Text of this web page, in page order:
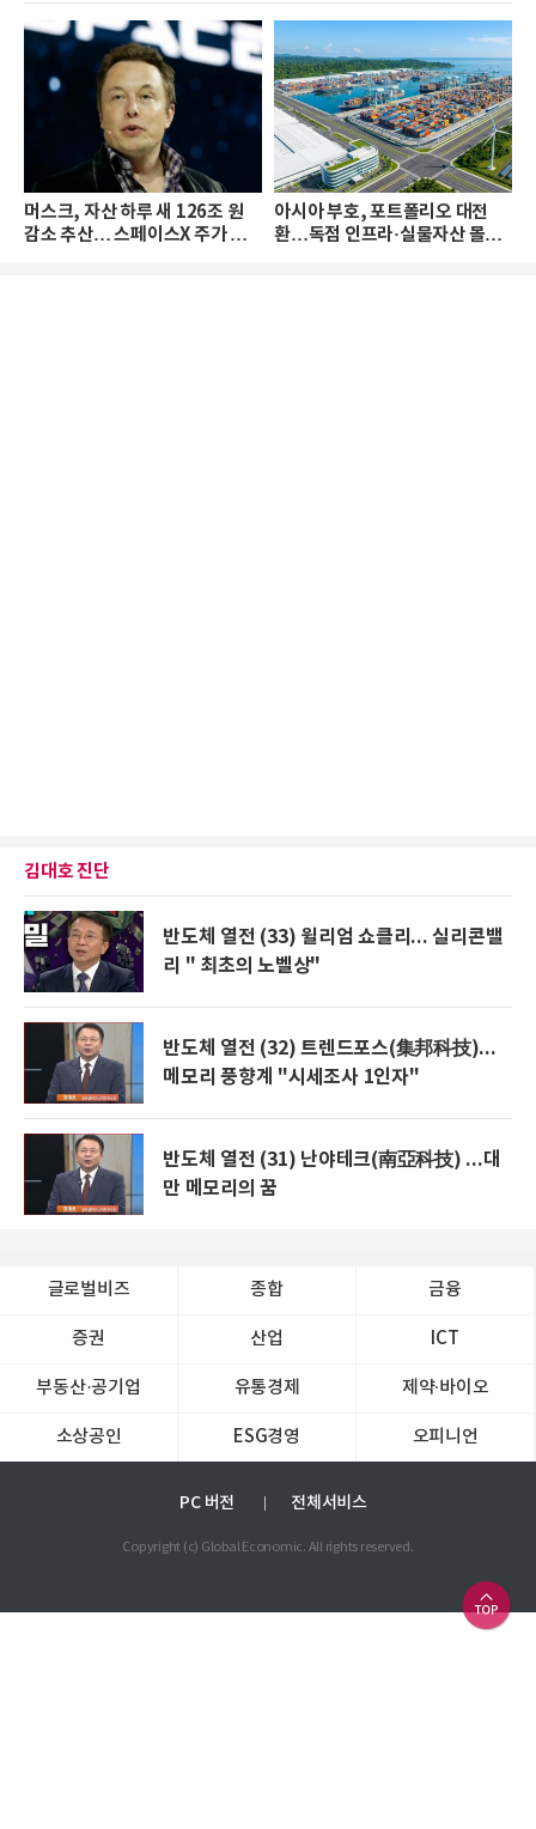
머스크, 자산 하루 새 126조 원
감소 추산… 스페이스X 주가 하
아시아 부호, 포트폴리오 대전
환…독점 인프라·실물자산 몰린
김대호 진단
반도체 열전 (33) 윌리엄 쇼클리... 실리콘밸
리 " 최초의 노벨상"
반도체 열전 (32) 트렌드포스(集邦科技)...
메모리 풍향계 "시세조사 1인자"
반도체 열전 (31) 난야테크(南亞科技) ...대
만 메모리의 꿈
글로벌비즈 종합 금융
증권 산업 ICT
부동산·공기업 유통경제 제약∙바이오
소상공인 ESG경영 오피니언
PC 버전 전체서비스
Copyright (c) Global Economic. All rights reserved.